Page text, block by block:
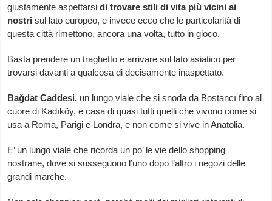
giustamente aspettarsidi trovare stili di vita più vicini ai
nostrisul lato europeo, e invece ecco che le particolarità di
questa città rimettono, ancora una volta, tutto in gioco.
Basta prendere un traghetto e arrivare sul lato asiatico per
trovarsi davanti a qualcosa di decisamente inaspettato.
Bağdat Caddesi, un lungo viale che si snoda da Bostancı fino al
cuore di Kadıköy, è casa di quasi tutti quelli che vivono come si
usa a Roma, Parigi e Londra, e non come si vive in Anatolia.
E’ un lungo viale che ricorda un po’ le vie dello shopping
nostrane, dove si susseguono l’uno dopo l’altro i negozi delle
grandi marche.